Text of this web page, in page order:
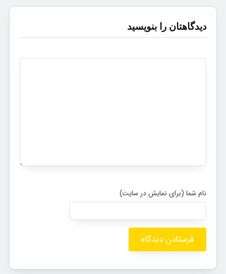
دیدگاهتان را بنویسید